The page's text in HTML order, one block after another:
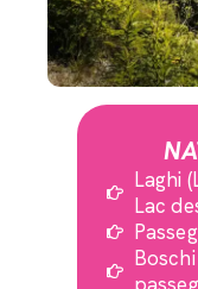
Laghi
Lac